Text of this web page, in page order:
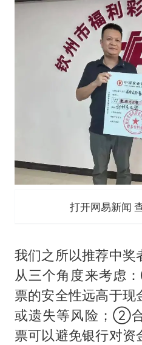
打开网易新闻
我们之所以推荐中奖
从三个角度来考虑
票的安全性远高于现
或遗失等风险；②
票可以避免银行对资